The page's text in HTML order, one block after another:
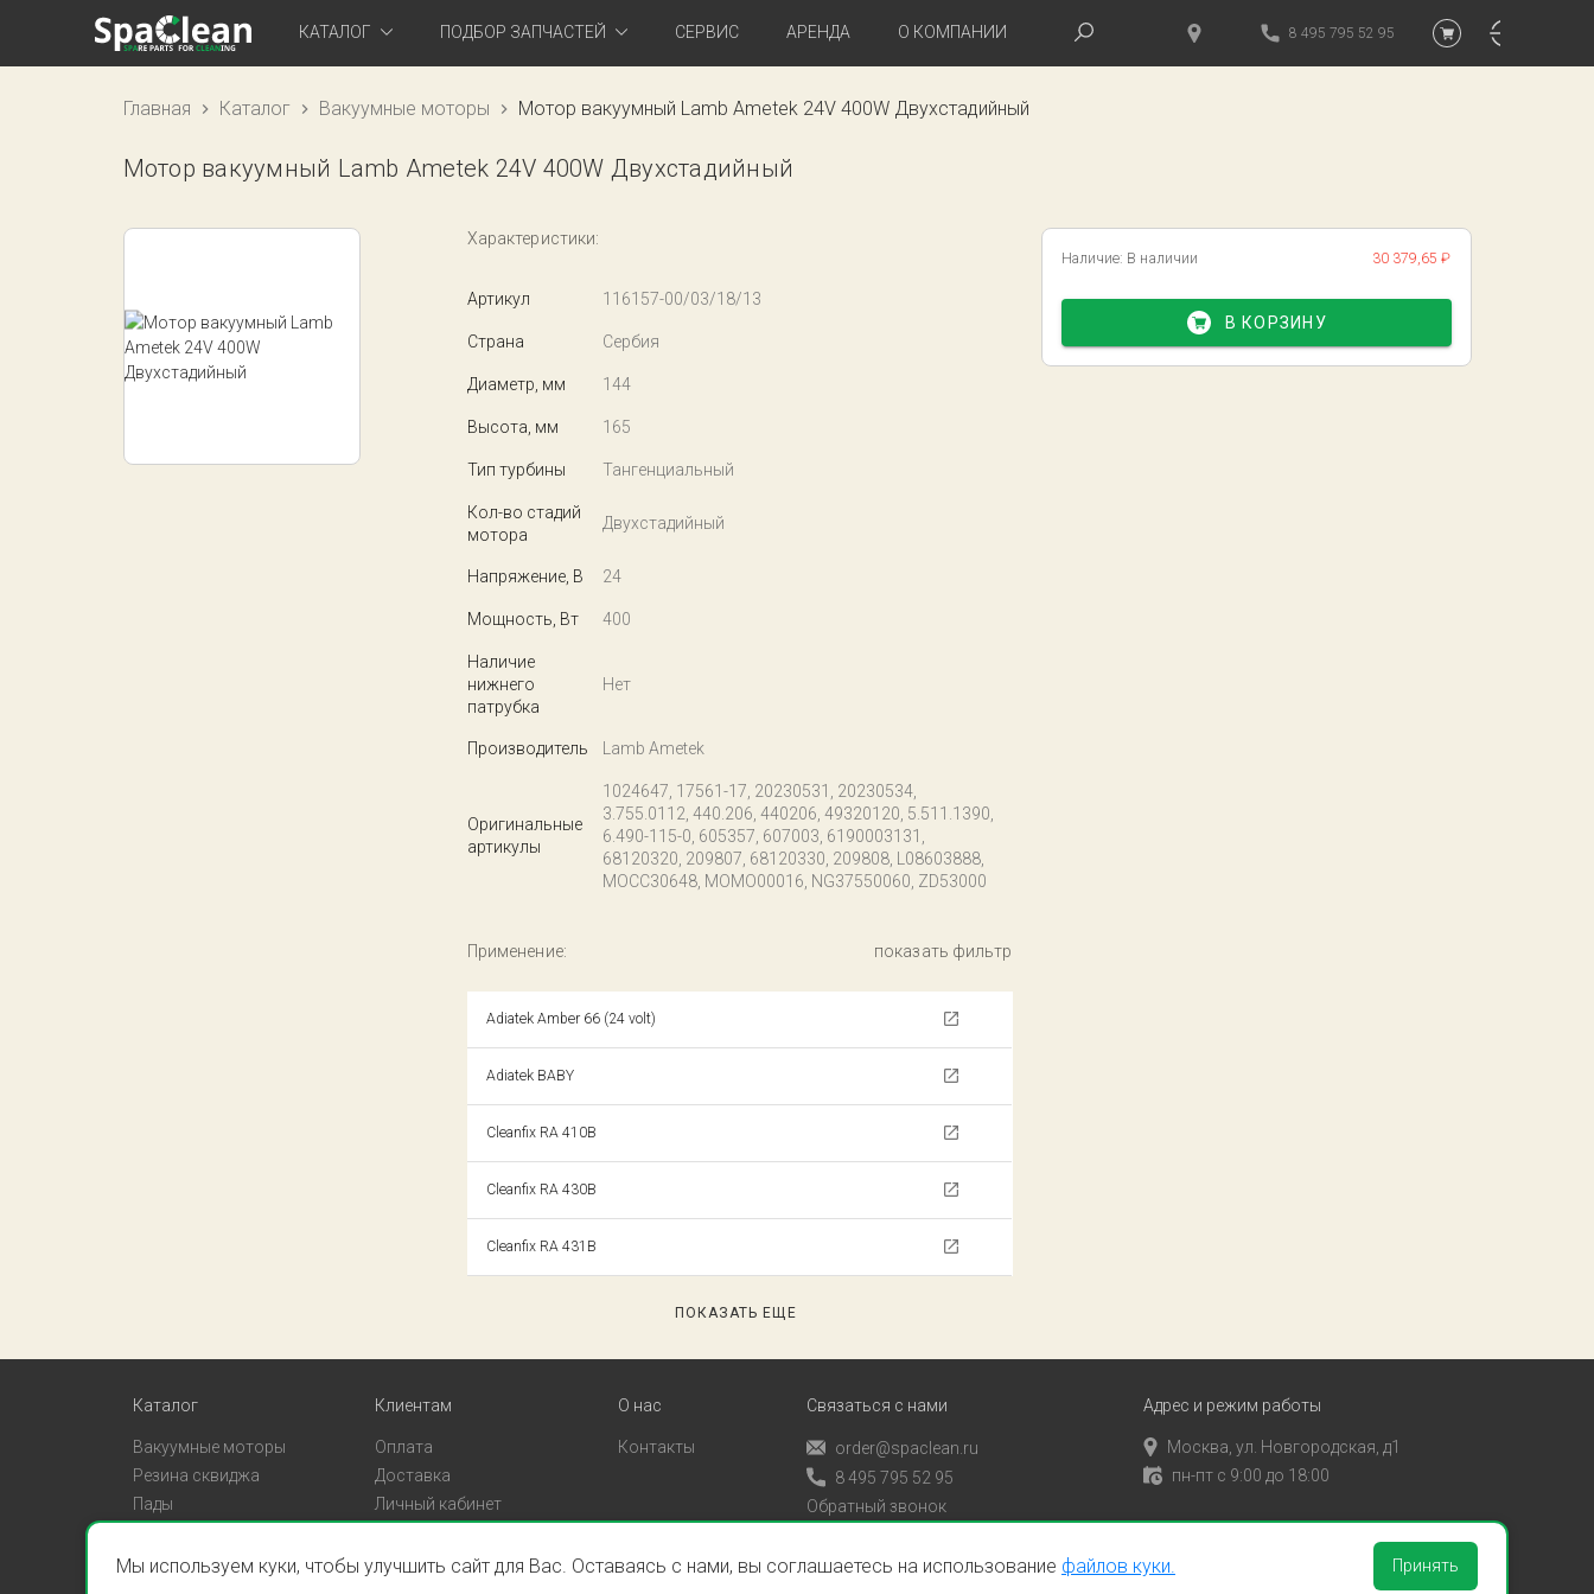
КАТАЛОГ ПОДБОР ЗАПЧАСТЕЙ СЕРВИС АРЕНДА О КОМПАНИИ 8 495 795 52 95
Главная Каталог Вакуумные моторы Мотор вакуумный Lamb Ametek 24V 400W Двухстадийный
Мотор вакуумный Lamb Ametek 24V 400W Двухстадийный
Характеристики:
Артикул 116157-00/03/18/13
Страна Сербия
Диаметр, мм 144
Высота, мм 165
Тип турбины Тангенциальный
Кол-во стадий
мотора
Двухстадийный
Напряжение, В 24
Мощность, Вт 400
Наличие
нижнего
патрубка
Нет
Производитель Lamb Ametek
Оригинальные
артикулы
1024647, 17561-17, 20230531, 20230534,
3.755.0112, 440.206, 440206, 49320120, 5.511.1390,
6.490-115-0, 605357, 607003, 6190003131,
68120320, 209807, 68120330, 209808, L08603888,
MOCC30648, MOMO00016, NG37550060, ZD53000
Применение: показать фильтр
Adiatek Amber 66 (24 volt)
Adiatek BABY
Cleanfix RA 410B
Cleanfix RA 430B
Cleanfix RA 431B
ПОКАЗАТЬ ЕЩЕ
Наличие: В наличии 30 379,65 ₽
В КОРЗИНУ
Каталог
Вакуумные моторы
Резина сквиджа
Пады
Клиентам
Оплата
Доставка
Личный кабинет
О нас
Контакты
Связаться с нами
order@spaclean.ru
8 495 795 52 95
Обратный звонок
Адрес и режим работы
Москва, ул. Новгородская, д1
пн-пт с 9:00 до 18:00
Мы используем куки, чтобы улучшить сайт для Вас. Оставаясь с нами, вы соглашаетесь на использование файлов куки. Принять